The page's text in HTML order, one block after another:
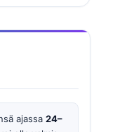
ajassa 24–